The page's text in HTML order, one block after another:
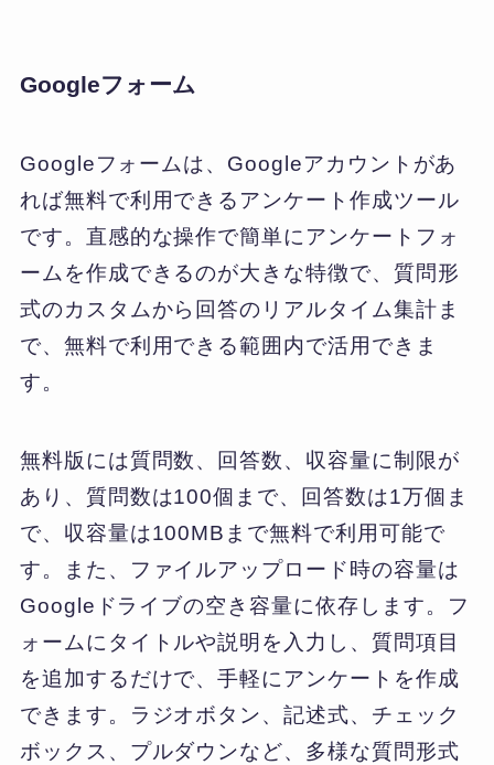
Googleフォーム
Googleフォームは、Googleアカウントがあ
れば無料で利用できるアンケート作成ツール
です。直感的な操作で簡単にアンケートフォ
ームを作成できるのが大きな特徴で、質問形
式のカスタムから回答のリアルタイム集計ま
で、無料で利用できる範囲内で活用できま
す。
無料版には質問数、回答数、収容量に制限が
あり、質問数は100個まで、回答数は1万個ま
で、収容量は100MBまで無料で利用可能で
す。また、ファイルアップロード時の容量は
Googleドライブの空き容量に依存します。フ
ォームにタイトルや説明を入力し、質問項目
を追加するだけで、手軽にアンケートを作成
できます。ラジオボタン、記述式、チェック
ボックス、プルダウンなど、多様な質問形式